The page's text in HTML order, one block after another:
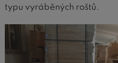
typu vyráběných roštů.